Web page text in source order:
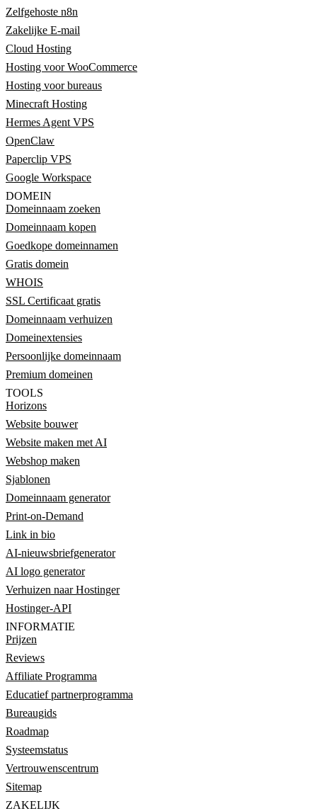
Zelfgehoste n8n
Zakelijke E-mail
Cloud Hosting
Hosting voor WooCommerce
Hosting voor bureaus
Minecraft Hosting
Hermes Agent VPS
OpenClaw
Paperclip VPS
Google Workspace
DOMEIN
Domeinnaam zoeken
Domeinnaam kopen
Goedkope domeinnamen
Gratis domein
WHOIS
SSL Certificaat gratis
Domeinnaam verhuizen
Domeinextensies
Persoonlijke domeinnaam
Premium domeinen
TOOLS
Horizons
Website bouwer
Website maken met AI
Webshop maken
Sjablonen
Domeinnaam generator
Print-on-Demand
Link in bio
AI-nieuwsbriefgenerator
AI logo generator
Verhuizen naar Hostinger
Hostinger-API
INFORMATIE
Prijzen
Reviews
Affiliate Programma
Educatief partnerprogramma
Bureaugids
Roadmap
Systeemstatus
Vertrouwenscentrum
Sitemap
ZAKELIJK